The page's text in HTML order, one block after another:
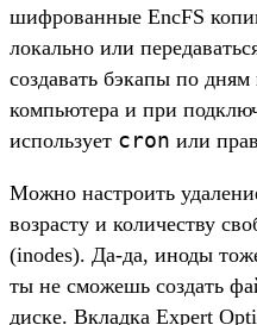
шифрованные EncFS
локально или
создавать бэкапы по
компьютера и при
использует cron или
Можно настроить
возрасту и количеству
(inodes). Да-да, иноды
ты не сможешь создать
диске. Вкладка Expert